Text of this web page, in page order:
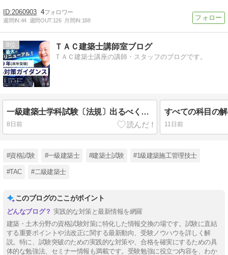
2060903 4
週間IN:44 週間OUT:126 月間IN:188
8 ＴＡＣ建築士講師室ブログ
ＴＡＣ建築士講座の講師・スタッフのブログです。
一級建築士学科試験〔法規〕出るべくして出た法改正！
8日前 11日前
#資格試験 #一級建築士 #建築士試験 #1級建築施工管理技士
#TAC #二級建築士
このブログのここがポイント
実践的な対策と最新情報を網羅
建築・土木分野の資格試験対策に特化した情報交換の場です。試験に直結
する重要ポイントや法改正に関する最新動向、受験ノウハウを詳しく解
説。特に、試験突破のための実践的な対策や、合格を確実にするための具
体的な勉強法、セミナー情報も満載です。受験勉強に役立つ内容を、わか